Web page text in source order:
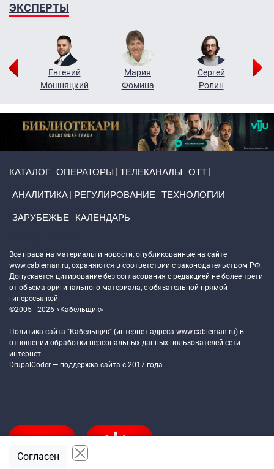
ЭКСПЕРТЫ
Евгений
Мошняцкий
Мария
Фомина
Сергей
Ролин
КАТАЛОГ ОПЕРАТОРЫ ТЕЛЕКАНАЛЫ ОТТ
АНАЛИТИКА РЕГУЛИРОВАНИЕ ТЕХНОЛОГИИ
ЗАРУБЕЖЬЕ КАЛЕНДАРЬ
Все права на материалы и новости, опубликованные на сайте
www.cableman.ru, охраняются в соответствии с законодательством РФ.
Допускается цитирование без согласования с редакцией не более трети
от объема оригинального материала, с обязательной прямой
гиперссылкой.
©2005 - 2026 «Кабельщик»
Политика сайта "Кабельщик" (интернет-адреса www.cableman.ru) в
отношении обработки персональных данных пользователей сети
интернет
DrupalCoder — поддержка сайта c 2017 года
Согласен